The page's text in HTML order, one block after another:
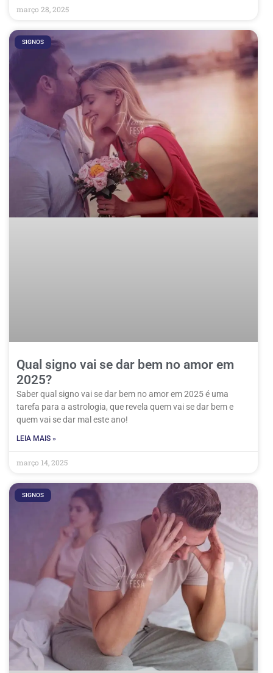
março 28, 2025
SIGNOS
Qual signo vai se dar bem no amor em
2025?
Saber qual signo vai se dar bem no amor em 2025 é uma
tarefa para a astrologia, que revela quem vai se dar bem e
quem vai se dar mal este ano!
LEIA MAIS »
março 14, 2025
SIGNOS